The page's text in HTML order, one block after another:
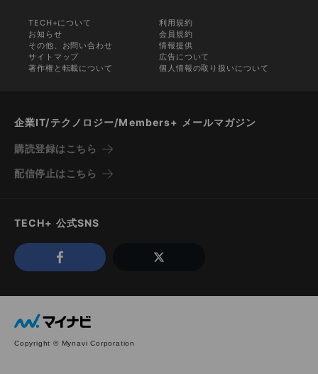
TECH+について
利用規約
お知らせ
会員規約
その他、お問い合わせ
情報提供
サイトマップ
広告について
著作権と転載について
個人情報の取り扱いについて
企業IT/テクノロジー/Members+ メールマガジン
購読登録はこちら
配信停止はこちら
TECH+ 公式SNS
Copyright © Mynavi Corporation